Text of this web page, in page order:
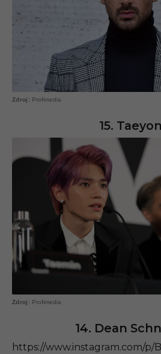
Profimedia
15.
Profimedia
14. Dean
https://www.instagram.com/p/